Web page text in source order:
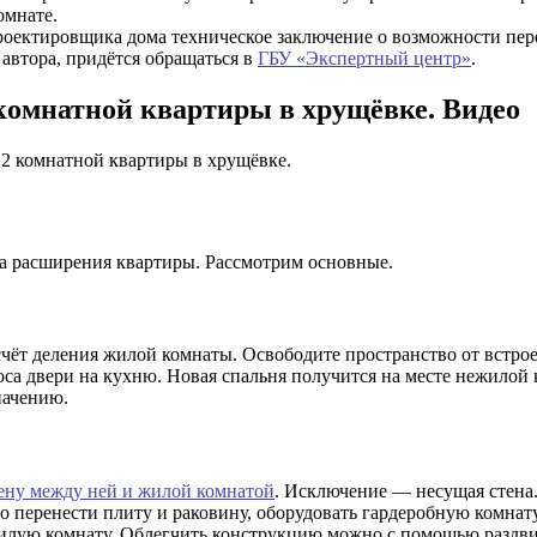
дома техническое заключение о возможности
придётся обращаться в ГБУ «Экспертный центр».
квартиры в хрущёвке. Видео
комнатной квартиры в хрущёвке.
расширения квартиры. Рассмотрим основные.
деления жилой комнаты. Освободите пространство от
двери на кухню. Новая спальня получится на месте
между ней и жилой комнатой. Исключение — несущая
плиту и раковину, оборудовать гардеробную